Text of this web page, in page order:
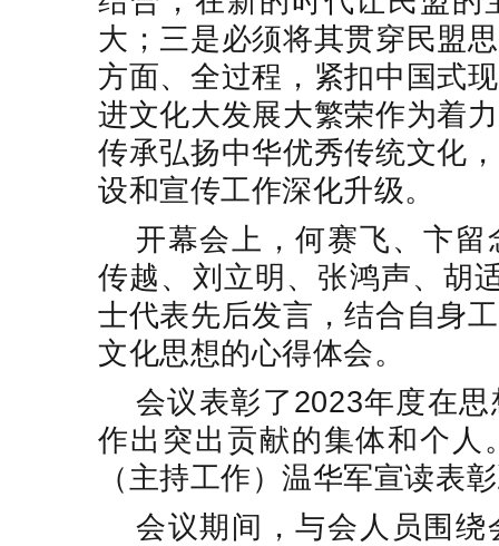
大；三是必须将其贯穿民盟
方面、全过程，紧扣中国式
进文化大发展大繁荣作为着
传承弘扬中华优秀传统文化
设和宣传工作深化升级。
开幕会上，何赛飞、卞
传越、刘立明、张鸿声、胡
士代表先后发言，结合自身
文化思想的心得体会。
会议表彰了2023年度在
作出突出贡献的集体和个人
（主持工作）温华军宣读表
会议期间，与会人员围